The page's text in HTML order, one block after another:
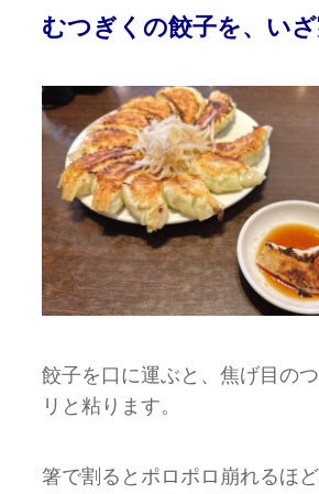
むつぎくの餃子を、いざ
餃子を口に運ぶと、焦げ目の
リと粘ります。
箸で割るとポロポロ崩れるほ